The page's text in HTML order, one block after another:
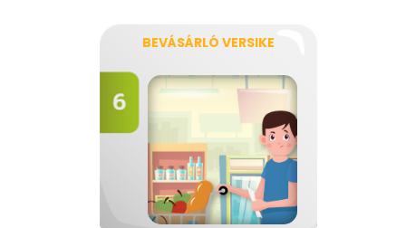
BEVÁSÁRLÓ VERSIKE